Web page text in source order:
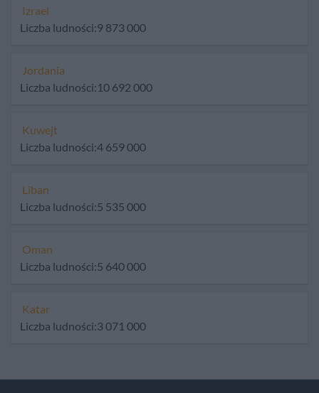
Izrael
Liczba ludności:9 873 000
Jordania
Liczba ludności:10 692 000
Kuwejt
Liczba ludności:4 659 000
Liban
Liczba ludności:5 535 000
Oman
Liczba ludności:5 640 000
Katar
Liczba ludności:3 071 000